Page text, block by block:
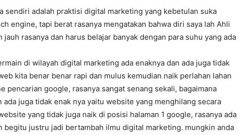
sendiri adalah praktisi digital marketing yang kebetulan suka
engine, tapi berat rasanya mengatakan bahwa diri saya lah Ahli
rasanya dan harus belajar banyak dengan para suhu yang ada
di wilayah digital marketing ada enaknya dan ada juga tidak
kita benar benar rapi dan mulus kemudian naik perlahan lahan
pencarian google, rasanya sangat senang sekali, bagaimana
ada juga tidak enak nya yaitu website yang menghilang secara
yang tidak juga naik di posisi halaman 1 google, rasanya ada
begitu justru jadi bertambah ilmu digital marketing. mungkin anda